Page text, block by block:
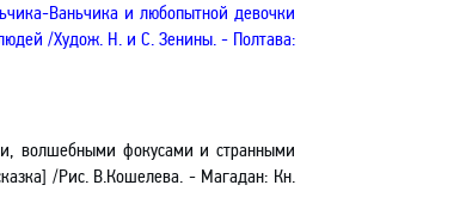
Ваньчика и любопытной девочки
/Худож. Н. и С. Зенины. - Полтава:
волшебными фокусами и странными
/Рис. В.Кошелева. - Магадан: Кн.